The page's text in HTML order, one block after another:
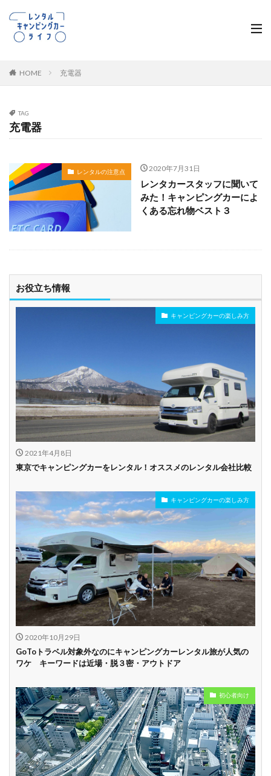
HOME 充電器
TAG
充電器
レンタルの注意点 2020年7月31日
レンタカースタッフに聞いて
みた！キャンピングカーによ
くある忘れ物ベスト３
お役立ち情報
キャンピングカーの楽しみ方
2021年4月8日
東京でキャンピングカーをレンタル！オススメのレンタル会社比較
キャンピングカーの楽しみ方
2020年10月29日
GoToトラベル対象外なのにキャンピングカーレンタル旅が人気の
ワケ キーワードは近場・脱３密・アウトドア
初心者向け